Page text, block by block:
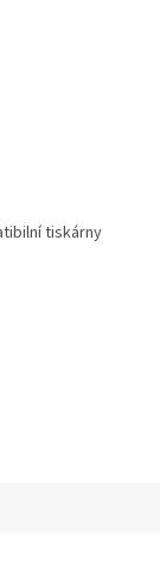
tiskárny